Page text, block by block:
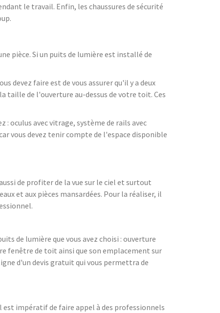
le travail. Enfin, les chaussures de sécurité
pièce. Si un puits de lumière est installé de
devez faire est de vous assurer qu'il y a deux
taille de l'ouverture au-dessus de votre toit. Ces
oculus avec vitrage, système de rails avec
vous devez tenir compte de l'espace disponible
de profiter de la vue sur le ciel et surtout
et aux pièces mansardées. Pour la réaliser, il
de lumière que vous avez choisi : ouverture
fenêtre de toit ainsi que son emplacement sur
d'un devis gratuit qui vous permettra de
impératif de faire appel à des professionnels